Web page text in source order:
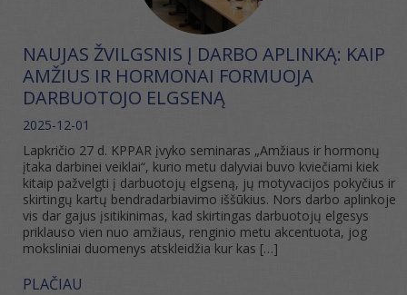
NAUJAS ŽVILGSNIS Į DARBO APLINKĄ: KAIP
AMŽIUS IR HORMONAI FORMUOJA
DARBUOTOJO ELGSENĄ
2025-12-01
Lapkričio 27 d. KPPAR įvyko seminaras „Amžiaus ir hormonų
įtaka darbinei veiklai“, kurio metu dalyviai buvo kviečiami kiek
kitaip pažvelgti į darbuotojų elgseną, jų motyvacijos pokyčius ir
skirtingų kartų bendradarbiavimo iššūkius. Nors darbo aplinkoje
vis dar gajus įsitikinimas, kad skirtingas darbuotojų elgesys
priklauso vien nuo amžiaus, renginio metu akcentuota, jog
moksliniai duomenys atskleidžia kur kas […]
PLAČIAU